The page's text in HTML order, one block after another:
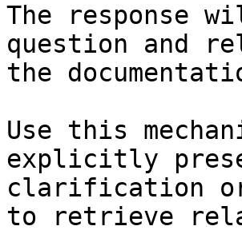
The response
question and
the
Use this
explicitly
clarification